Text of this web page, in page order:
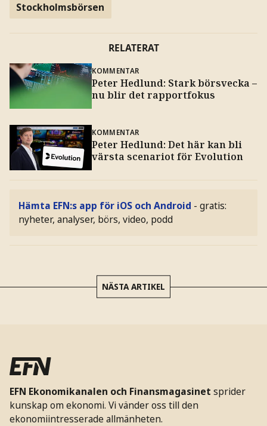
Stockholmsbörsen
RELATERAT
KOMMENTAR
Peter Hedlund: Stark börsvecka –
nu blir det rapportfokus
KOMMENTAR
Peter Hedlund: Det här kan bli
värsta scenariot för Evolution
Hämta EFN:s app för iOS och Android - gratis:
nyheter, analyser, börs, video, podd
NÄSTA ARTIKEL
EFN Ekonomikanalen och Finansmagasinet sprider
kunskap om ekonomi. Vi vänder oss till den
ekonomiintresserade allmänheten.